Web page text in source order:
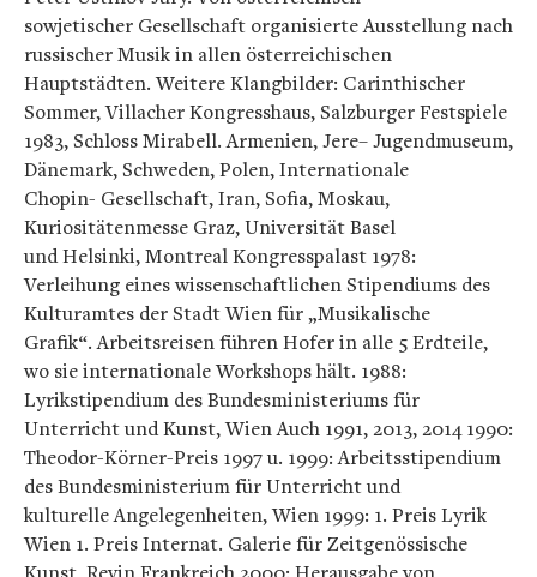
sowjetischer Gesellschaft organisierte Ausstellung nach
russischer Musik in allen österreichischen
Hauptstädten. Weitere Klangbilder: Carinthischer
Sommer, Villacher Kongresshaus, Salzburger Festspiele
1983, Schloss Mirabell. Armenien, Jere– Jugendmuseum,
Dänemark, Schweden, Polen, Internationale
Chopin- Gesellschaft, Iran, Sofia, Moskau,
Kuriositätenmesse Graz, Universität Basel
und Helsinki, Montreal Kongresspalast 1978:
Verleihung eines wissenschaftlichen Stipendiums des
Kulturamtes der Stadt Wien für „Musikalische
Grafik“. Arbeitsreisen führen Hofer in alle 5 Erdteile,
wo sie internationale Workshops hält. 1988:
Lyrikstipendium des Bundesministeriums für
Unterricht und Kunst, Wien Auch 1991, 2013, 2014 1990:
Theodor-Körner-Preis 1997 u. 1999: Arbeitsstipendium
des Bundesministerium für Unterricht und
kulturelle Angelegenheiten, Wien 1999: 1. Preis Lyrik
Wien 1. Preis Internat. Galerie für Zeitgenössische